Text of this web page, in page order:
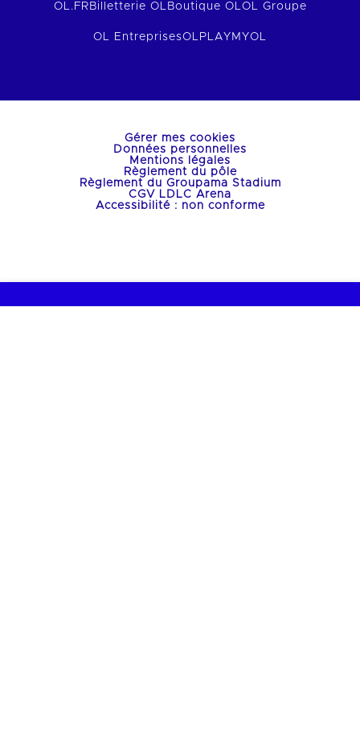
OL.FR Billetterie OL Boutique OLOL Groupe
OL EntreprisesOLPLAY MYOL
Gérer mes cookies
Données personnelles
Mentions légales
Règlement du pôle
Règlement du Groupama Stadium
CGV LDLC Arena
Accessibilité : non conforme